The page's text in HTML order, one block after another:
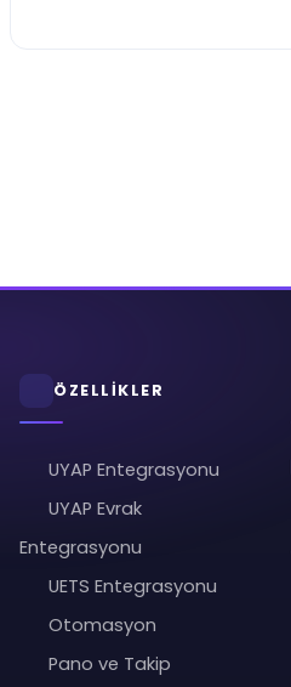
ÖZELLİKLER
UYAP Entegrasyonu
UYAP Evrak
Entegrasyonu
UETS Entegrasyonu
Otomasyon
Pano ve Takip